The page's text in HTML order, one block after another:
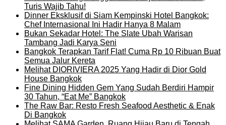
Turis Wajib Tahu!
Dinner Eksklusif di Siam Kempinski Hotel Bangkok:
Chef Internasional Ini Hadir Hanya 8 Malam
Bukan Sekadar Hotel: The Slate Ubah Warisan
Tambang Jadi Karya Seni
Bangkok Terapkan Tarif Flat! Cuma Rp 10 Ribuan Buat
Semua Jalur Kereta
Melihat DIORIVIERA 2025 Yang Hadir di Dior Gold
House Bangkok
Fine Dining Hidden Gem Yang Sudah Berdiri Hampir
30 Tahun, “Eat Me” Bangkok
The Raw Bar: Resto Fresh Seafood Aesthetic & Enak
Di Bangkok